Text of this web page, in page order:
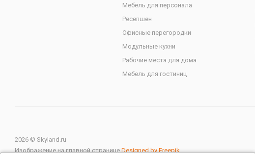
Мебель для персонала
Ресепшен
Офисные перегородки
Модульные кухни
Рабочие места для дома
Мебель для гостиниц
2026 © Skyland.ru
Изображение на главной страницеDesigned by Freepik